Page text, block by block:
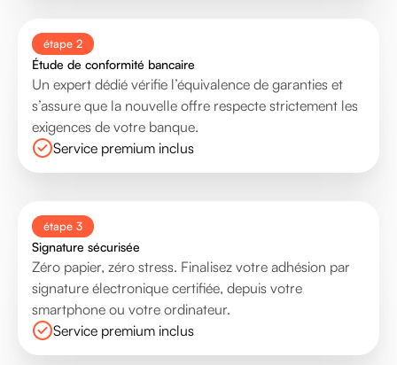
étape 2
Étude de conformité bancaire
Un expert dédié vérifie l’équivalence de garanties et
s’assure que la nouvelle offre respecte strictement les
exigences de votre banque.
Service premium inclus
étape 3
Signature sécurisée
Zéro papier, zéro stress. Finalisez votre adhésion par
signature électronique certifiée, depuis votre
smartphone ou votre ordinateur.
Service premium inclus